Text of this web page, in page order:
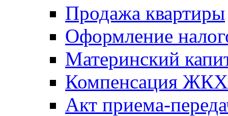
Продажа квартиры
Оформление
Материнский
Компенсация ЖКХ
Акт приема-